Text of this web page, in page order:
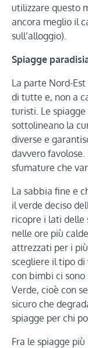
utilizzare questo
ancora meglio il
sull’alloggio).
Spiagge
La parte Nord-
di tutte e, non a
turisti. Le
sottolineano la
diverse e
davvero
sfumature che
La sabbia fine e
il verde deciso
ricopre i lati delle
nelle ore più
attrezzati per i
scegliere il tipo di
con bimbi ci sono
Verde, cioè con
sicuro che
spiagge per chi
Fra le spiagge